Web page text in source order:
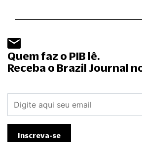
Quem faz o PIB lê.
Receba o Brazil Journal